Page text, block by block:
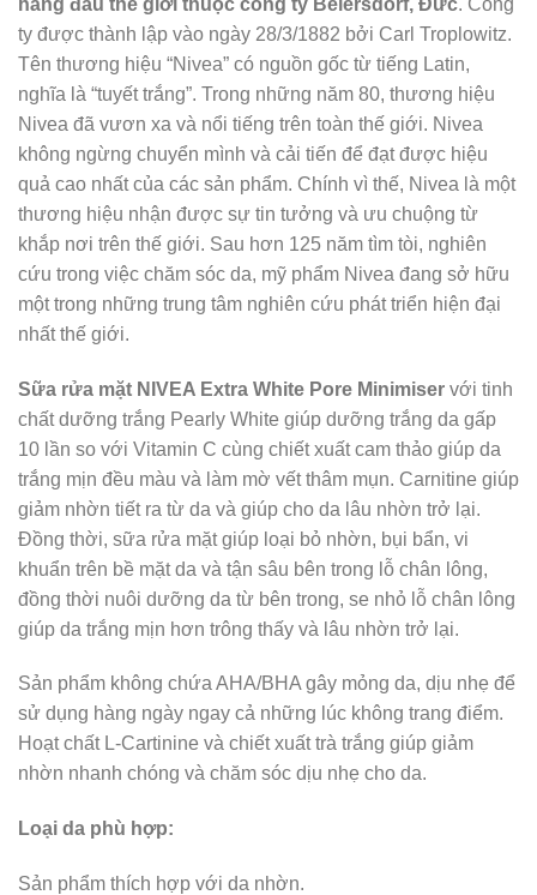
ty được thành lập vào ngày 28/3/1882 bởi Carl Troplowitz.
Tên thương hiệu “Nivea” có nguồn gốc từ tiếng Latin,
nghĩa là “tuyết trắng”. Trong những năm 80, thương hiệu
Nivea đã vươn xa và nổi tiếng trên toàn thế giới. Nivea
không ngừng chuyển mình và cải tiến để đạt được hiệu
quả cao nhất của các sản phẩm. Chính vì thế, Nivea là một
thương hiệu nhận được sự tin tưởng và ưu chuộng từ
khắp nơi trên thế giới. Sau hơn 125 năm tìm tòi, nghiên
cứu trong việc chăm sóc da, mỹ phẩm Nivea đang sở hữu
một trong những trung tâm nghiên cứu phát triển hiện đại
nhất thế giới.
Sữa rửa mặt NIVEA Extra White Pore Minimiser với tinh
chất dưỡng trắng Pearly White giúp dưỡng trắng da gấp
10 lần so với Vitamin C cùng chiết xuất cam thảo giúp da
trắng mịn đều màu và làm mờ vết thâm mụn. Carnitine giúp
giảm nhờn tiết ra từ da và giúp cho da lâu nhờn trở lại.
Đồng thời, sữa rửa mặt giúp loại bỏ nhờn, bụi bẩn, vi
khuẩn trên bề mặt da và tận sâu bên trong lỗ chân lông,
đồng thời nuôi dưỡng da từ bên trong, se nhỏ lỗ chân lông
giúp da trắng mịn hơn trông thấy và lâu nhờn trở lại.
Sản phẩm không chứa AHA/BHA gây mỏng da, dịu nhẹ để
sử dụng hàng ngày ngay cả những lúc không trang điểm.
Hoạt chất L-Cartinine và chiết xuất trà trắng giúp giảm
nhờn nhanh chóng và chăm sóc dịu nhẹ cho da.
Loại da phù hợp:
Sản phẩm thích hợp với da nhờn.